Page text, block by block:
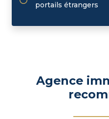
portails étrangers
Agence